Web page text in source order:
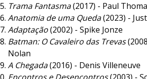
Trama Fantasma(2017) - Paul
Anatomia de uma Queda(2023) -
Adaptação(2002) - Spike Jonze
Batman: O Cavaleiro das Trevas
Nolan
A Chegada(2016) - Denis Villeneuve